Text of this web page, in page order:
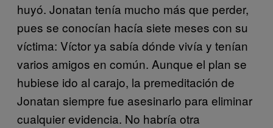
huyó. Jonatan tenía mucho más que perder,
pues se conocían hacía siete meses con su
víctima: Víctor ya sabía dónde vivía y tenían
varios amigos en común. Aunque el plan se
hubiese ido al carajo, la premeditación de
Jonatan siempre fue asesinarlo para eliminar
cualquier evidencia. No habría otra